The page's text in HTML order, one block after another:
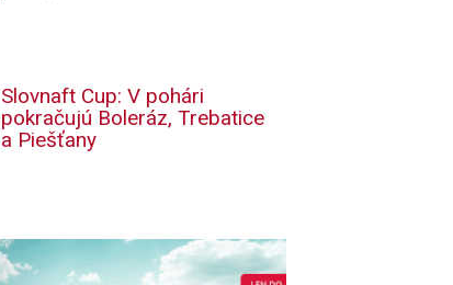
Slovnaft Cup: V pohári
pokračujú Boleráz, Trebatice
a Piešťany